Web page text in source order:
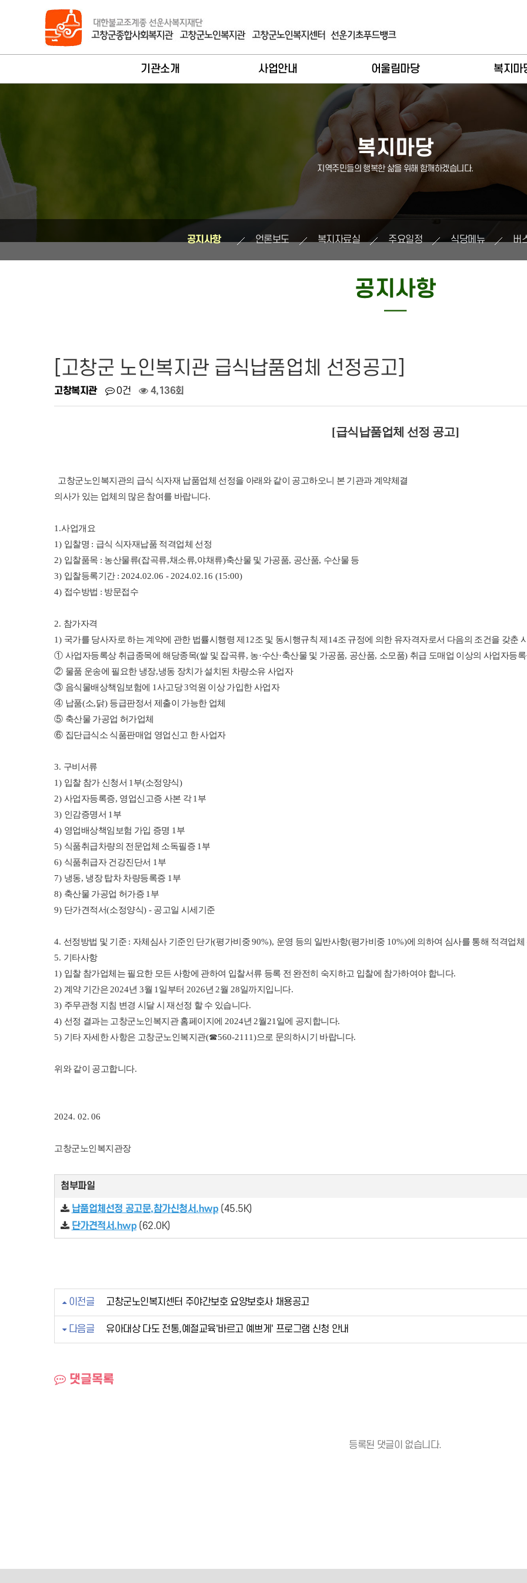
기관소개 사업안내
노인복지사업
지역복지사업
어울림마당
이달의활동
종합복지
노인복지
장기요양
복지마
언론보
복지마당
지역주민들의 행복한 삶을 위해 함깨하겠습니다.
공지사항 언론보도 복지자료실 주요일정 식당메뉴 버
공지사항
─
[고창군 노인복지관 급식납품업체 선정공고]
고창복지관 0건 4,136회
[급식납품업체 선정 공고]
고창군노인복지관의 급식 식자재 납품업체 선정을 아래와 같이 공고하오니 본 기관과 계약체결
의사가 있는 업체의 많은 참여를 바랍니다.
1.사업개요
1) 입찰명 : 급식 식자재납품 적격업체 선정
2) 입찰품목 : 농산물류(잡곡류,채소류,야채류)축산물 및 가공품, 공산품, 수산물 등
3) 입찰등록기간 : 2024.02.06 - 2024.02.16 (15:00)
4) 접수방법 : 방문접수
2. 참가자격
1) 국가를 당사자로 하는 계약에 관한 법률시행령 제 12조 및 동시행규칙 제 14조 규정에 의한 유자격자로서 다음의 조건을 갖춘
① 사업자등록상 취급종목에 해당종목(쌀 및 잡곡류, 농·수산·축산물 및 가공품, 공산품, 소모품) 취급 도매업 이상의 사업자등
② 물품 운송에 필요한 냉장,냉동 장치가 설치된 차량소유 사업자
③ 음식물배상책임보험에 1사고당3억원 이상 가입한 사업자
④ 납품(소,닭) 등급판정서 제출이 가능한 업체
⑤ 축산물 가공업 허가업체
⑥ 집단급식소 식품판매업 영업신고 한 사업자
3. 구비서류
1) 입찰 참가 신청서 1 부(소정양식)
2) 사업자등록증, 영업신고증 사본 각1 부
3) 인감증명서 1 부
4) 영업배상책임보험 가입 증명 1 부
5) 식품취급차량의 전문업체 소독필증 1 부
6) 식품취급자 건강진단서 1 부
7) 냉동, 냉장 탑차 차량등록증 1 부
8) 축산물 가공업 허가증 1 부
9) 단가견적서(소정양식) - 공고일 시세기준
4. 선정방법 및 기준 : 자체심사 기준인 단가(평가비중90%), 운영 등의 일반사항(평가비중 10%)에 의하여 심사를 통해 적격업체
5. 기타사항
1) 입찰 참가업체는 필요한 모든 사항에 관하여 입찰서류 등록 전 완전히 숙지하고 입찰에 참가하여야 합니다.
2) 계약 기간은 2024년 3월 1 일부터 2026년 2월 28일까지입니다.
3) 주무관청 지침 변경 시달 시 재선정 할 수 있습니다.
4) 선정 결과는 고창군노인복지관 홈페이지에 2024년 2월21 일에 공지합니다.
5) 기타 자세한 사항은 고창군노인복지관(☎560-2111)으로 문의하시기 바랍니다.
위와 같이 공고합니다.
2024. 02. 06
고창군노인복지관장
첨부파일
납품업체선정 공고문,참가신청서.hwp (45.5K)
단가견적서.hwp (62.0K)
이전글 고창군노인복지센터 주야간보호 요양보호사 채용공고
다음글 유아대상 다도 전통,예절교육'바르고 예쁘게' 프로그램 신청 안내
댓글목록
등록된 댓글이 없습니다.